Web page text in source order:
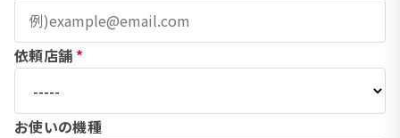
依頼店舗 *
お使いの機種